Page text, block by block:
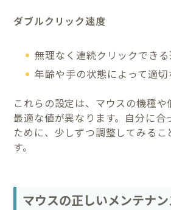
ダブルクリック速度
無理なく連続クリックでき
年齢や手の状態によって適
これらの設定は、マウスの機種や
最適な値が異なります。自分に合
ために、少しずつ調整してみるこ
す。
マウスの正しいメンテナ